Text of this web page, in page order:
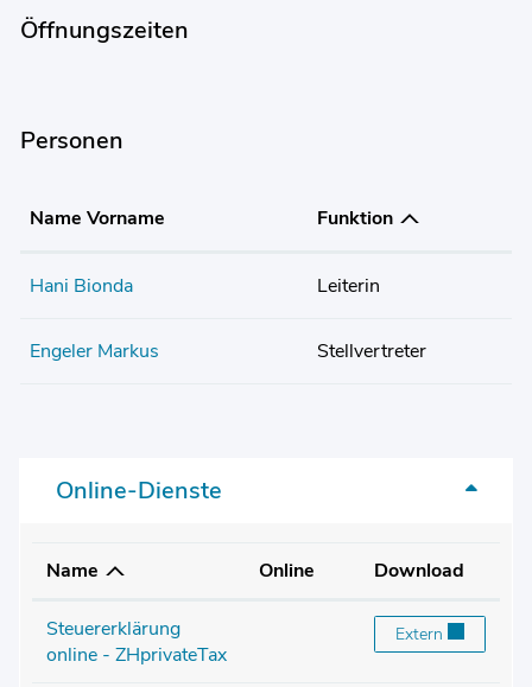
Öffnungszeiten
Personen
Name Vorname Funktion
Hani Bionda Leiterin
Engeler Markus Stellvertreter
Online-Dienste
Name Online Download
Steuererklärung
online - ZHprivateTax
Steuererklärung
Extern